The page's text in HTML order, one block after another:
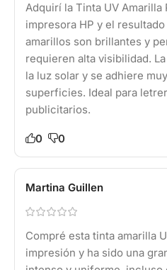
Adquirí la Tinta UV Amarilla
impresora HP y el
amarillos son brillantes y
requieren alta visibilidad.
la luz solar y se adhiere
superficies. Ideal para
publicitarios.
0 0
Martina Guillen
Compré esta tinta amarilla
impresión y ha sido una